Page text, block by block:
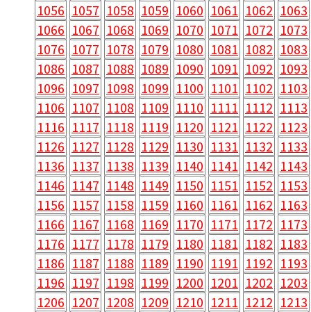
1056 1057 1058 1059 1060 1061 1062 1063
1066 1067 1068 1069 1070 1071 1072 1073
1076 1077 1078 1079 1080 1081 1082 1083
1086 1087 1088 1089 1090 1091 1092 1093
1096 1097 1098 1099 1100 1101 1102 1103
1106 1107 1108 1109 1110 1111 1112 1113
1116 1117 1118 1119 1120 1121 1122 1123
1126 1127 1128 1129 1130 1131 1132 1133
1136 1137 1138 1139 1140 1141 1142 1143
1146 1147 1148 1149 1150 1151 1152 1153
1156 1157 1158 1159 1160 1161 1162 1163
1166 1167 1168 1169 1170 1171 1172 1173
1176 1177 1178 1179 1180 1181 1182 1183
1186 1187 1188 1189 1190 1191 1192 1193
1196 1197 1198 1199 1200 1201 1202 1203
1206 1207 1208 1209 1210 1211 1212 1213